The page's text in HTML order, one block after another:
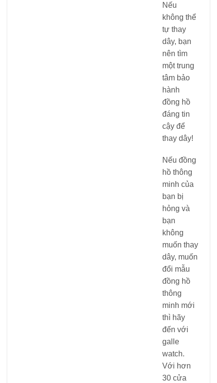
Nếu
không thể
tự thay
dây, bạn
nên tìm
một trung
tâm bảo
hành
đồng hồ
đáng tin
cậy để
thay dây!
Nếu đồng
hồ thông
minh của
bạn bị
hỏng và
bạn
không
muốn thay
dây, muốn
đổi mẫu
đồng hồ
thông
minh mới
thì hãy
đến với
galle
watch.
Với hơn
30 cửa